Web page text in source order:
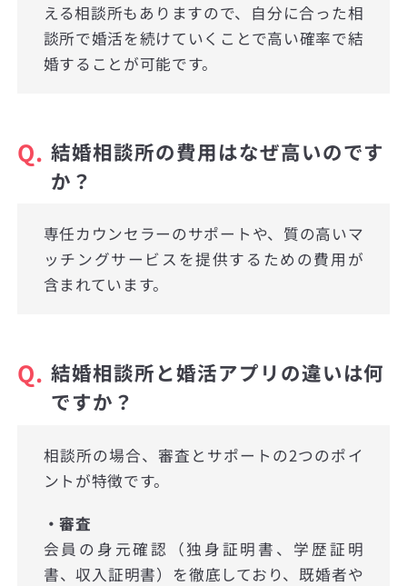
える相談所もありますので、自分に合った相
談所で婚活を続けていくことで高い確率で結
婚することが可能です。
Q. 結婚相談所の費用はなぜ高いのです
か？
専任カウンセラーのサポートや、質の高いマ
ッチングサービスを提供するための費用が
含まれています。
Q. 結婚相談所と婚活アプリの違いは何
ですか？
相談所の場合、審査とサポートの2つのポイ
ントが特徴です。
・審査
会員の身元確認（独身証明書、学歴証明
書、収入証明書）を徹底しており、既婚者や